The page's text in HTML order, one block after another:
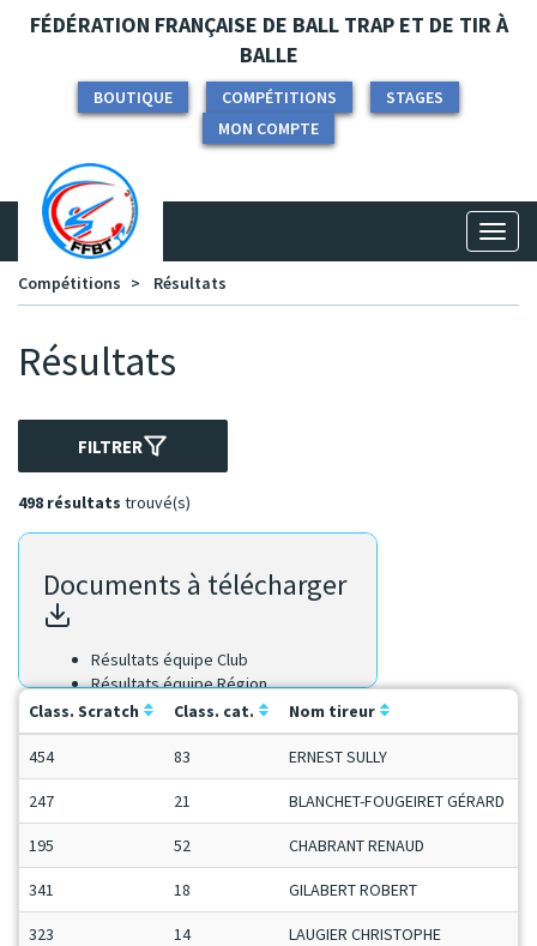
Panneau de gestion des cookies
FÉDÉRATION FRANÇAISE DE BALL TRAP ET DE TIR À
BALLE
BOUTIQUE COMPÉTITIONS
STAGES
MON COMPTE
Compétitions
Résultats
Résultats
FILTRER
498 résultats trouvé(s)
Documents à télécharger
Résultats équipe Club
Résultats équipe Région
Résultats Scratch
Class. Scratch Class. cat. Nom tireur
454 83 ERNEST SULLY
247 21 BLANCHET-FOUGEIRET GÉRARD
195 52 CHABRANT RENAUD
341 18 GILABERT ROBERT
323 14 LAUGIER CHRISTOPHE